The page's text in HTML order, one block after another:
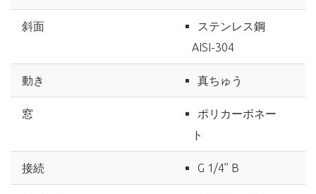
斜面
ステンレス鋼
AISI-304
動き 真ちゅう
窓
ポリカーボネー
ト
接続 G 1/4’’ B